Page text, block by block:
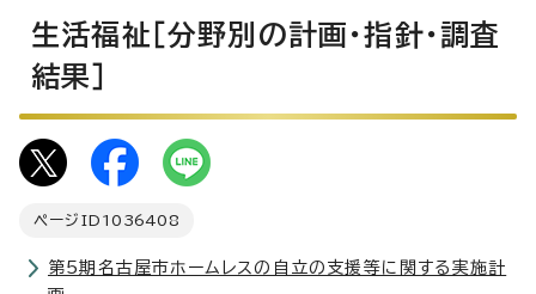
生活福祉［分野別の計画・指針・調査
結果］
ページID 1036408
第5期名古屋市ホームレスの自立の支援等に関する実施計